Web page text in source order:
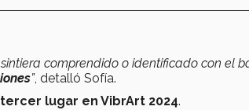
comprendido o identificado con el
”, detalló Sofía.
tercer lugar en VibrArt 2024.